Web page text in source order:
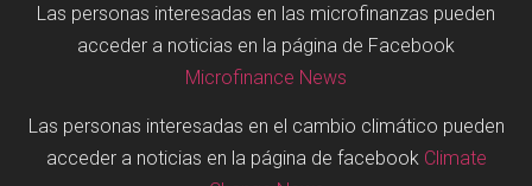
Las personas interesadas en las microfinanzas pueden
acceder a noticias en la página de Facebook
Microfinance News
Las personas interesadas en el cambio climático pueden
acceder a noticias en la página de facebook Climate